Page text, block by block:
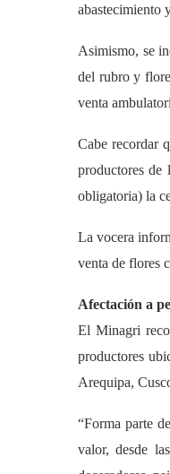
abastecimiento
Asimismo, se
del rubro y
venta
Cabe recordar
productores de
obligatoria) la
La vocera
venta de flores
Afectación a
El Minagri
productores
Arequipa,
“Forma parte
valor, desde